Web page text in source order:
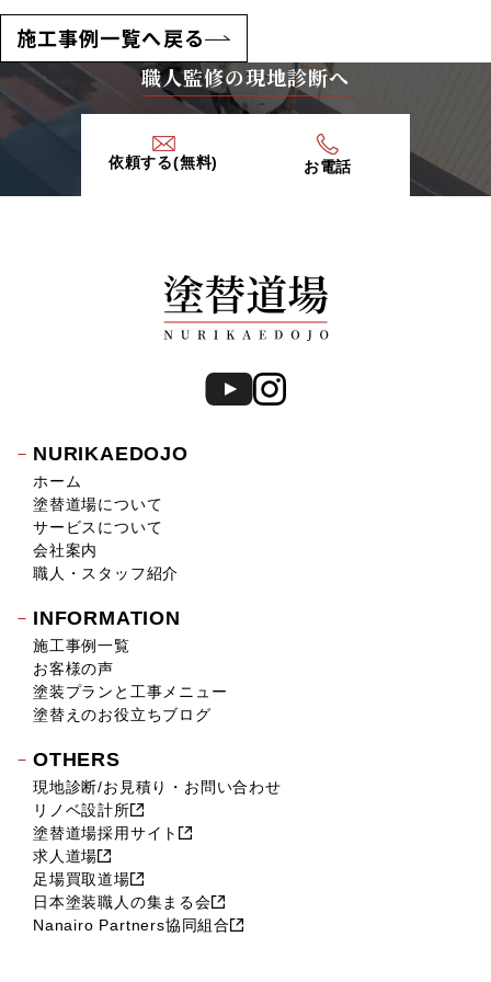
施工事例一覧へ戻る
職人監修の現地診断へ
依頼する(無料) お電話
NURIKAEDOJO
ホーム
塗替道場について
サービスについて
会社案内
職人・スタッフ紹介
INFORMATION
施工事例一覧
お客様の声
塗装プランと工事メニュー
塗替えのお役立ちブログ
OTHERS
現地診断/お見積り・お問い合わせ
リノベ設計所
塗替道場採用サイト
求人道場
足場買取道場
日本塗装職人の集まる会
Nanairo Partners協同組合